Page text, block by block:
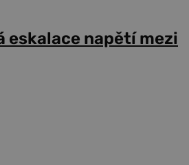
eskalace napětí mezi